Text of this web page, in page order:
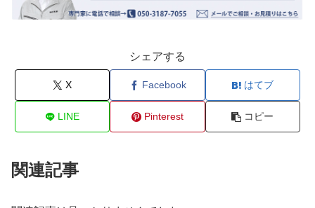
シェアする
X Facebook はてブ
LINE Pinterest コピー
関連記事